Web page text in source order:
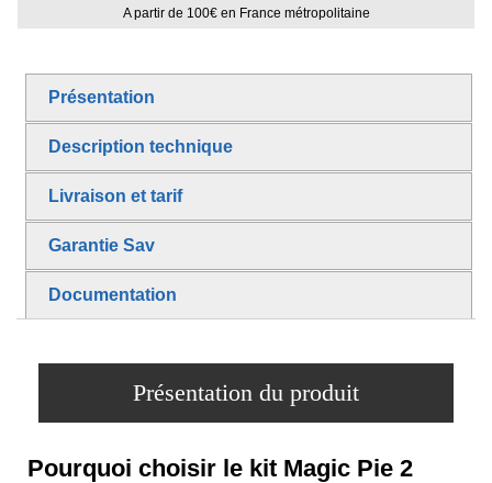
A partir de 100€ en France métropolitaine
Présentation
Description technique
Livraison et tarif
Garantie Sav
Documentation
Présentation du produit
Pourquoi choisir le kit Magic Pie 2